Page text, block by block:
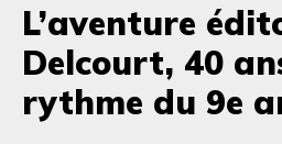
L’aventure
Delcourt, 40
rythme du 9e